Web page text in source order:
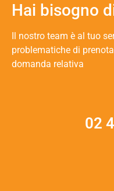
Hai bisogno
Il nostro team è al tuo
problematiche di
domanda relativa
02